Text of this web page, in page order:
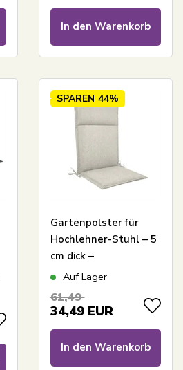
In den Warenkorb
SPAREN 44%
Gartenpolster für
Hochlehner-Stuhl – 5
cm dick –
Beigefarbenes
Komfort – Nordstrand
Auf Lager
61,49
34,49 EUR
In den Warenkorb